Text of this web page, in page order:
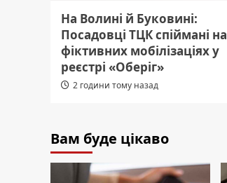
На Волині й Буковині:
Посадовці ТЦК спіймані на
фіктивних мобілізаціях у
реєстрі «Оберіг»
2 години тому назад
Вам буде цікаво